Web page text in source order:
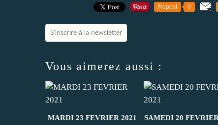
Repost 0
S'inscrire à la newsletter
Vous aimerez aussi :
MARDI 23 FEVRIER 2021 SAMEDI 20